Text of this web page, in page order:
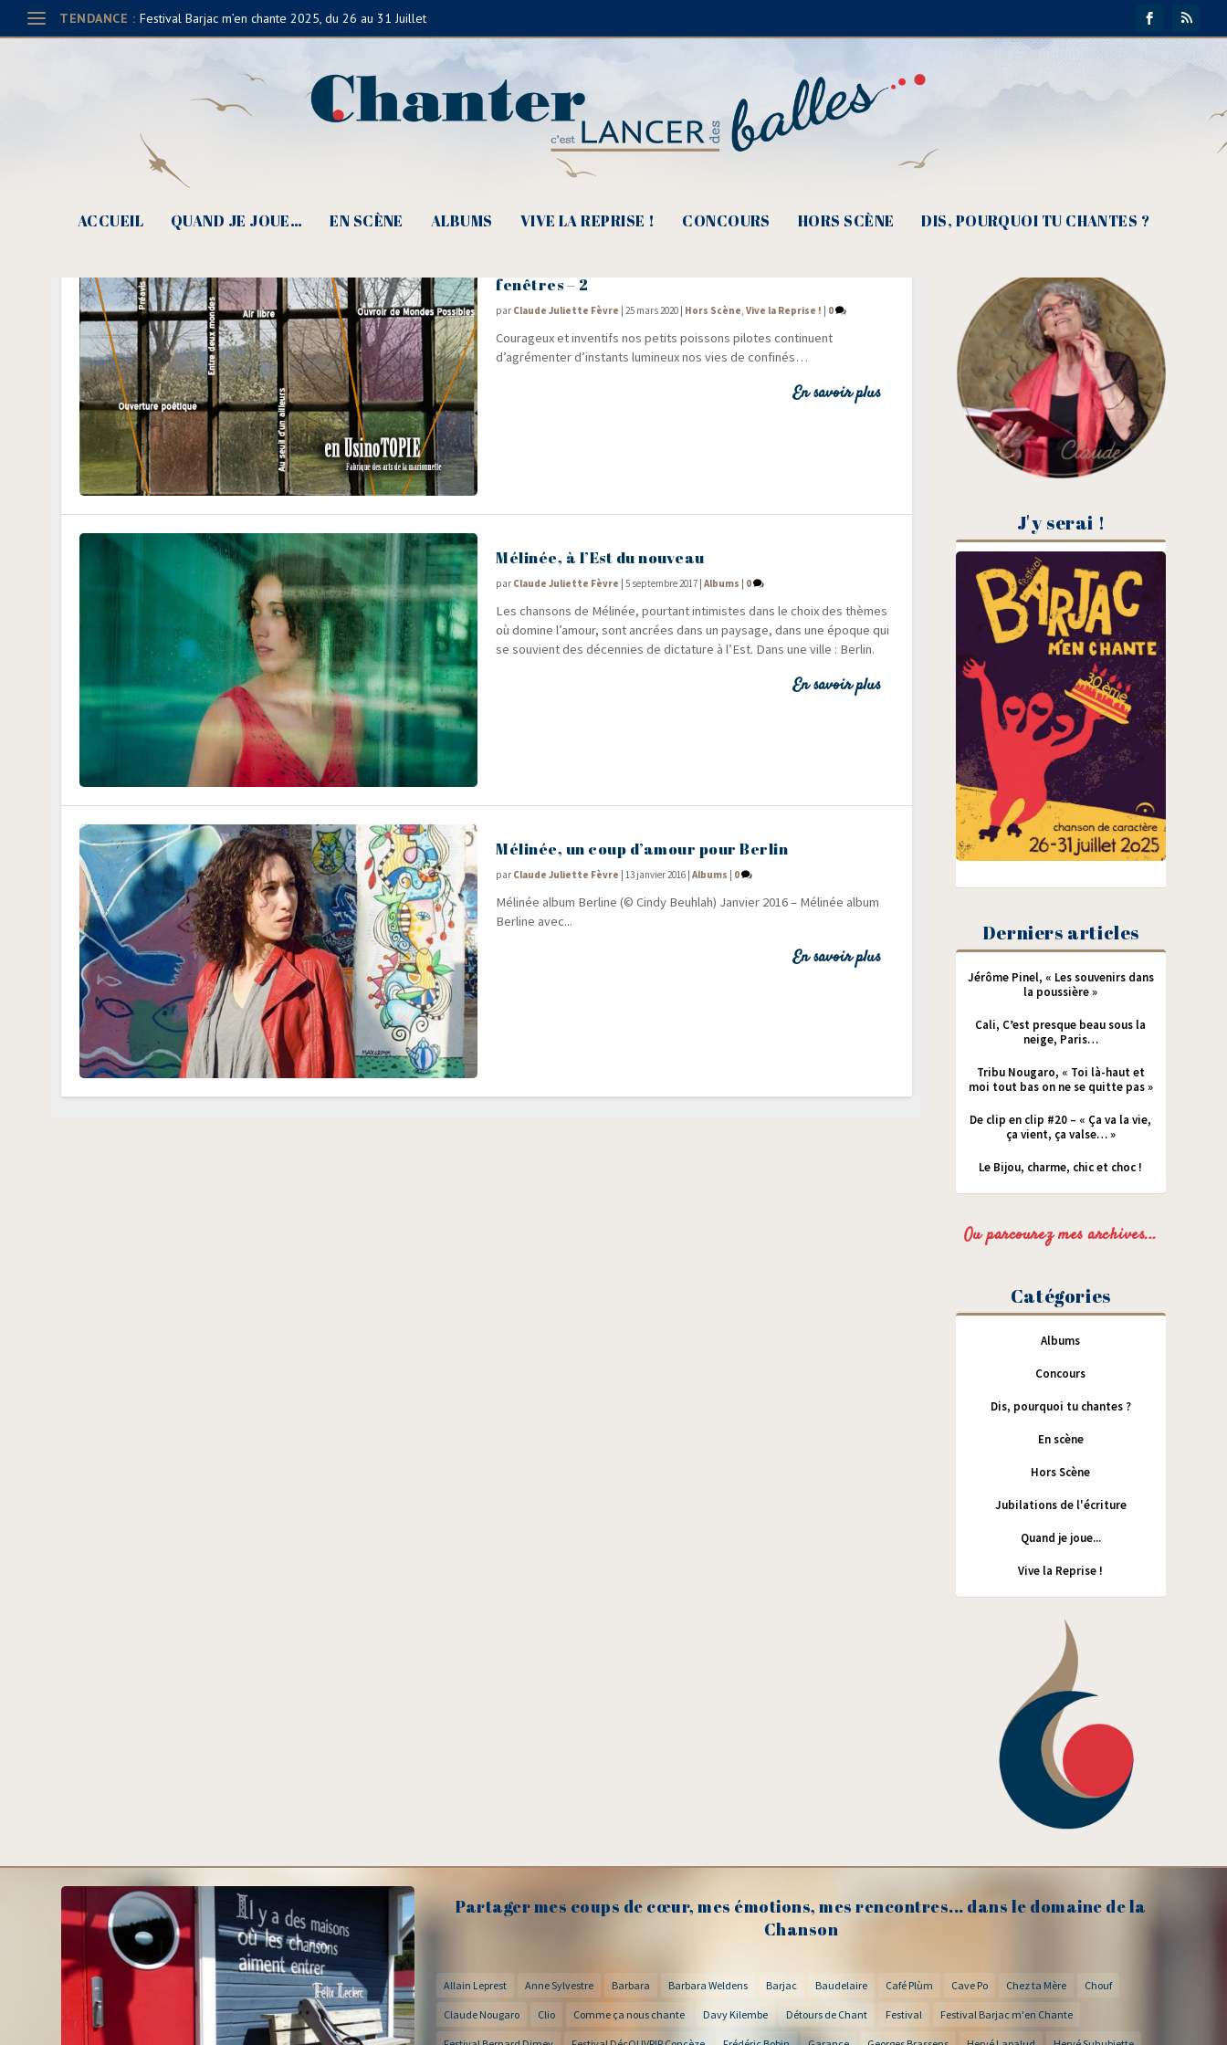
TENDANCE : Festival Barjac m’en chante 2025, du 26 au 31 Juillet
ACCUEIL QUAND JE JOUE… EN SCÈNE ALBUMS VIVE LA REPRISE ! CONCOURS HORS SCÈNE DIS, POURQUOI TU CHANTES ?
fenêtres – 2
par Claude Juliette Fèvre |25 mars 2020 Hors Scène,Vive la Reprise ! 0
Cou­ra­geux et inven­tifs nos petits pois­sons pilotes conti­nuent
d’agrémenter d’instants lumi­neux nos vies de confinés…
En savoir plus
Mélinée, à l’Est du nouveau
par Claude Juliette Fèvre |5 septembre 2017 |Albums 0
Les chan­sons de Méli­née, pour­tant inti­mistes dans le choix des thèmes
où domine l’amour, sont ancrées dans un pay­sage, dans une époque qui
se sou­vient des décen­nies de dic­ta­ture à l’Est. Dans une ville : Berlin.
En savoir plus
Mélinée, un coup d’amour pour Berlin
par Claude Juliette Fèvre |13 janvier 2016 |Albums 0
Méli­née album Ber­line (© Cin­dy Beuhlah) Jan­vier 2016 – Méli­née album
Berline avec...
En savoir plus
J'y serai !
Derniers articles
Jérôme Pinel, « Les souvenirs dans
la poussière »
Cali, C’est presque beau sous la
neige, Paris…
Tribu Nougaro, « Toi là-haut et
moi tout bas on ne se quitte pas »
De clip en clip #20 – « Ça va la vie,
ça vient, ça valse… »
Le Bijou, charme, chic et choc !
Ou parcourez mes archives...
Catégories
Albums
Concours
Dis, pourquoi tu chantes ?
En scène
Hors Scène
Jubilations de l'écriture
Quand je joue...
Vive la Reprise !
Partager mes coups de cœur, mes émotions, mes rencontres... dans le domaine de la
Chanson
Allain Leprest Anne Sylvestre Barbara Barbara Weldens Barjac Baudelaire Café Plùm Cave Po Chez ta Mère Chouf
Claude Nougaro Clio Comme ça nous chante Davy Kilembe Détours de Chant Festival Festival Barjac m'en Chante